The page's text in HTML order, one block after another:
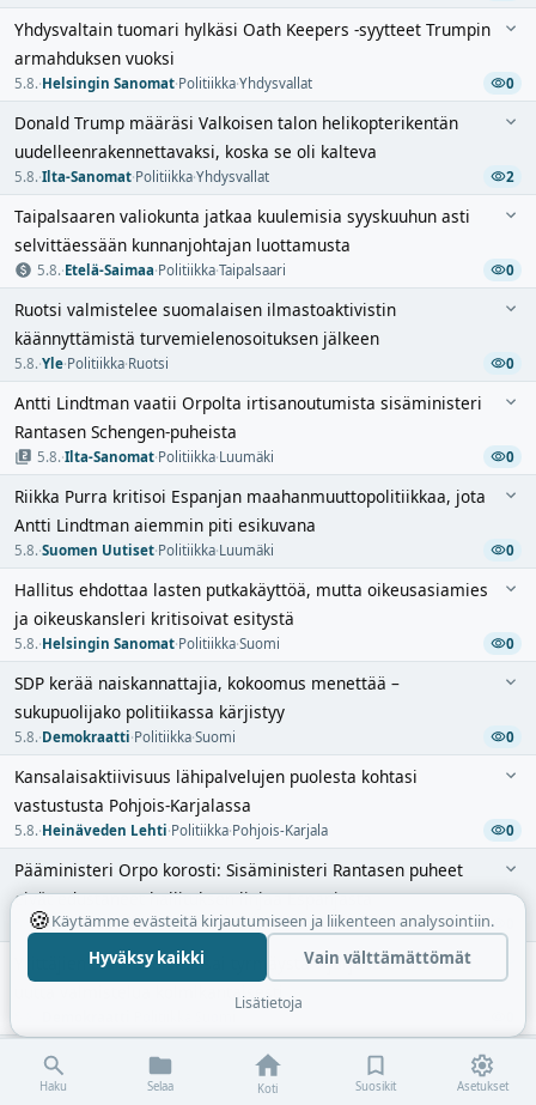
Yhdysvaltain tuomari hylkäsi Oath Keepers -syytteet Trumpin
armahduksen vuoksi
5.8.·Helsingin Sanomat·Politiikka·Yhdysvallat 0
Donald Trump määräsi Valkoisen talon helikopterikentän
uudelleenrakennettavaksi, koska se oli kalteva
5.8.·Ilta-Sanomat·Politiikka·Yhdysvallat 2
Taipalsaaren valiokunta jatkaa kuulemisia syyskuuhun asti
selvittäessään kunnanjohtajan luottamusta
5.8.·Etelä-Saimaa·Politiikka·Taipalsaari 0
Ruotsi valmistelee suomalaisen ilmastoaktivistin
käännyttämistä turvemielenosoituksen jälkeen
5.8.·Yle·Politiikka·Ruotsi 0
Antti Lindtman vaatii Orpolta irtisanoutumista sisäministeri
Rantasen Schengen-puheista
5.8.·Ilta-Sanomat·Politiikka·Luumäki 0
Riikka Purra kritisoi Espanjan maahanmuuttopolitiikkaa, jota
Antti Lindtman aiemmin piti esikuvana
5.8.·Suomen Uutiset·Politiikka·Luumäki 0
Hallitus ehdottaa lasten putka­käyttöä, mutta oikeusasiamies
ja oikeuskansleri kritisoivat esitystä
5.8.·Helsingin Sanomat·Politiikka·Suomi 0
SDP kerää naiskannattajia, kokoomus menettää –
sukupuolijako politiikassa kärjistyy
5.8.·Demokraatti·Politiikka·Suomi 0
Kansalaisaktiivisuus lähipalvelujen puolesta kohtasi
vastustusta Pohjois-Karjalassa
5.8.·Heinäveden Lehti·Politiikka·Pohjois-Karjala 0
Pääministeri Orpo korosti: Sisäministeri Rantasen puheet
eivät edustaneet hallituksen linjaa Espanjasta
5.8.·Ilta-Sanomat ·Politiikka· Luumäki
Yrittäjien eläkeuudistus sai tyrmäystä – järjestöt vaativat
uutta valmistelua kolmikantaisesti
Israelia arvostellut El-Sayed voitti Michiganin demokraattien
esivaalin tiukassa kisassa
Haku Selaa Koti Suosikit Asetukset
🍪Käytämme evästeitä kirjautumiseen ja liikenteen analysointiin.
Hyväksy kaikki
Vain välttämättömät
Lisätietoja